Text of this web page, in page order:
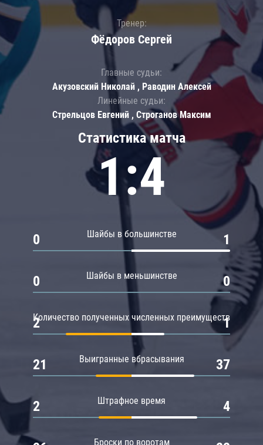
Статистика матча
1:4
Шайбы в большинстве
0 1
Шайбы в меньшинстве
0 0
Количество полученных численных преимуществ
2 1
Выигранные вбрасывания
21 37
Штрафное время
2 4
Броски по воротам
Тренер:
Фёдоров Сергей
Главные судьи:
Акузовский Николай , Раводин Алексей
Линейные судьи:
Стрельцов Евгений , Строганов Максим